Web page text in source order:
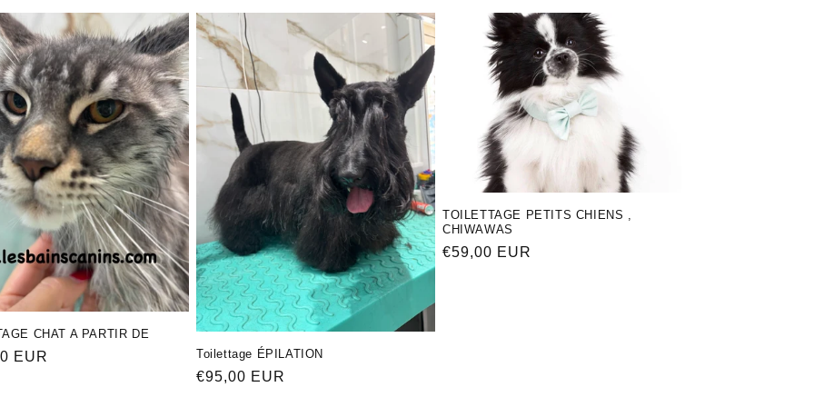
CHAT A PARTIR DE
EUR Toilettage ÉPILATION
Обычная
€95,00 EUR
TOILETTAGE PETITS CHIENS ,
CHIWAWAS
Обычная
€59,00 EUR